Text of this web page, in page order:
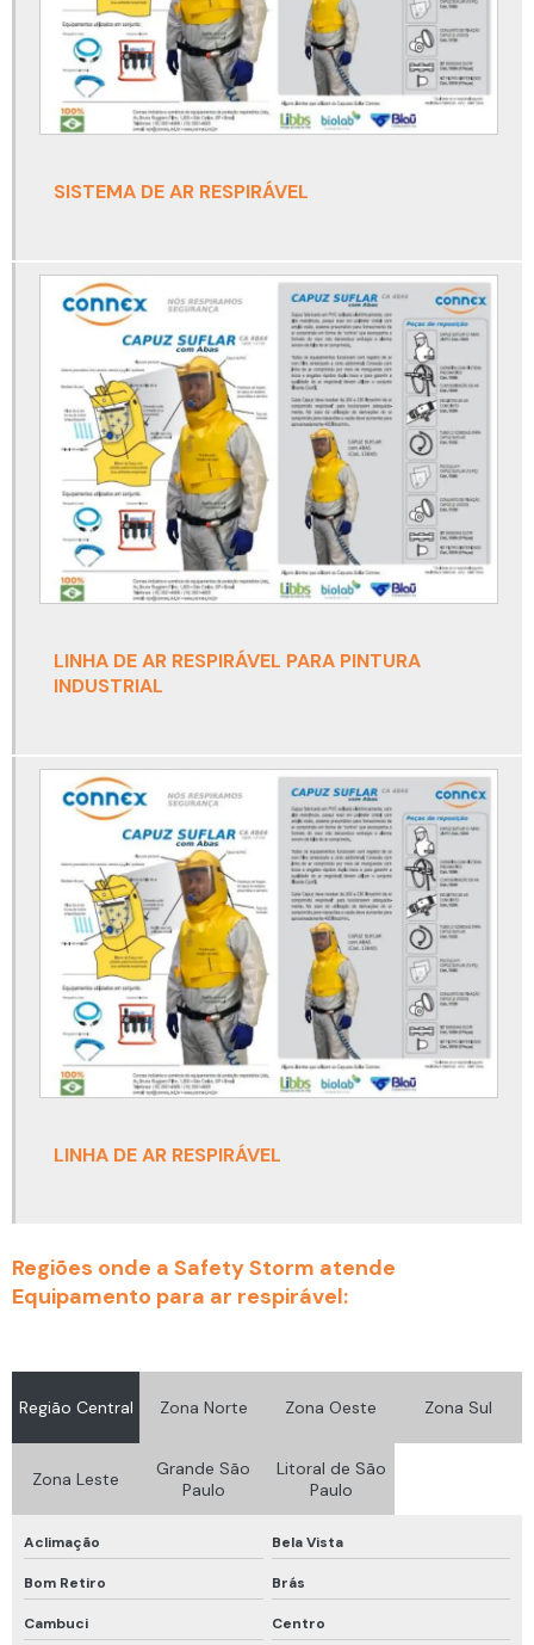
Cinto de segurança trabalho em altura
Cinto de segurança trabalho em altura para eletricista
Cinto para trabalho em altura acima de 100 kg
Cinto paraquedista para espaço confinado
Cinto paraquedista para soldador
Conjunto autônomo
Conjunto autônomo de ar respirável
Conjunto autônomo de ar respirável draeger
Conjunto autônomo de proteção respiratória
Conjunto autônomo drager
Conjunto autônomo para espaço confinado
Detector de amônia nh3
Detector de co2
Detector de gás espaço confinado
Detector de gás monogás
Detector de gás nh3
Detector de gás portátil
Detector de gases drager
Detector monogás
Detector monogás draeger
Detector monogás o2
Detector multigás espaço confinado
Equipamento de proteção respiratória
Equipamento de proteção respiratória autônoma
Equipamento para trabalho em altura
Equipamentos de proteção respiratória epr
Fit test ensaio de vedação
Fit test máscara
SISTEMA DE AR RESPIRÁVEL
LINHA DE AR RESPIRÁVEL PARA PINTURA
INDUSTRIAL
LINHA DE AR RESPIRÁVEL
Regiões onde a Safety Storm atende
Equipamento para ar respirável:
Região Central Zona Norte Zona Oeste Zona Sul
Zona Leste
Grande São
Paulo
Litoral de São
Paulo
Aclimação Bela Vista
Bom Retiro Brás
Cambuci Centro